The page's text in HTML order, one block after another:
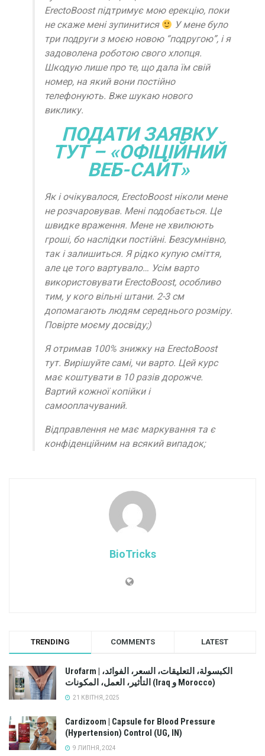
ErectoBoost підтримує мою ерекцію, поки
не скаже мені зупинитися
У мене було
три подруги з моєю новою “подругою”, і я
задоволена роботою свого хлопця.
Шкодую лише про те, що дала їм свій
номер, на який вони постійно
телефонують. Вже шукаю нового
виклику.
ПОДАТИ ЗАЯВКУ
ТУТ – «ОФІЦІЙНИЙ
ВЕБ-САЙТ»
Як і очікувалося, ErectoBoost ніколи мене
не розчаровував. Мені подобається. Це
швидке враження. Мене не хвилюють
гроші, бо наслідки постійні. Безсумнівно,
так і залишиться. Я рідко купую сміття,
але це того вартувало… Усім варто
використовувати ErectoBoost, особливо
тим, у кого вільні штани. 2-3 см
допомагають людям середнього розміру.
Повірте моєму досвіду;)
Я отримав 100% знижку на ErectoBoost
тут. Вирішуйте самі, чи варто. Цей курс
має коштувати в 10 разів дорожче.
Вартий кожної копійки і
самооплачуваний.
Відправлення не має маркування та є
конфіденційним на всякий випадок;
BioTricks
TRENDING COMMENTS LATEST
Urofarm | الكبسولة، التعليقات، السعر، الفوائد،
التأثير، العمل، المكونات (Iraq و Morocco)
21 КВІТНЯ, 2025
Cardizoom | Capsule for Blood Pressure
(Hypertension) Control (UG, IN)
9 ЛИПНЯ, 2024